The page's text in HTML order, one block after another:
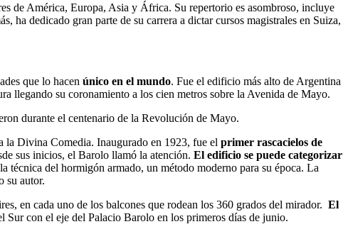
de América, Europa, Asia y África. Su repertorio es asombroso, incluye
ha dedicado gran parte de su carrera a dictar cursos magistrales en Suiza,
que lo hacen único en el mundo. Fue el edificio más alto de Argentina
llegando su coronamiento a los cien metros sobre la Avenida de Mayo.
durante el centenario de la Revolución de Mayo.
la Divina Comedia. Inaugurado en 1923, fue el primer rascacielos de
sus inicios, el Barolo llamó la atención. El edificio se puede categorizar
técnica del hormigón armado, un método moderno para su época. La
su autor.
en cada uno de los balcones que rodean los 360 grados del mirador. El
con el eje del Palacio Barolo en los primeros días de junio.